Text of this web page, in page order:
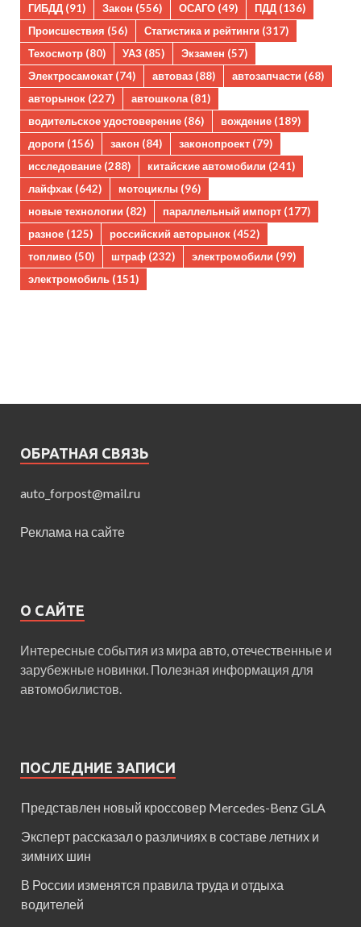
ГИБДД (91) Закон (556) ОСАГО (49) ПДД (136)
Происшествия (56) Статистика и рейтинги (317)
Техосмотр (80) УАЗ (85) Экзамен (57)
Электросамокат (74) автоваз (88) автозапчасти (68)
авторынок (227) автошкола(81)
водительское удостоверение (86) вождение (189)
дороги (156) закон (84) законопроект (79)
исследование (288) китайские автомобили (241)
лайфхак (642) мотоциклы (96)
новые технологии (82) параллельный импорт (177)
разное (125) российский авторынок (452)
топливо (50) штраф (232) электромобили (99)
электромобиль (151)
ОБРАТНАЯ СВЯЗЬ
auto_forpost@mail.ru
Реклама на сайте
О САЙТЕ
Интересные события из мира авто, отечественные и
зарубежные новинки. Полезная информация для
автомобилистов.
ПОСЛЕДНИЕ ЗАПИСИ
Представлен новый кроссовер Mercedes-Benz GLA
Эксперт рассказал о различиях в составе летних и
зимних шин
В России изменятся правила труда и отдыха
водителей